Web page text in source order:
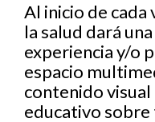
Al inicio de
la salud dará
experiencia y/o
espacio
contenido
educativo sobre